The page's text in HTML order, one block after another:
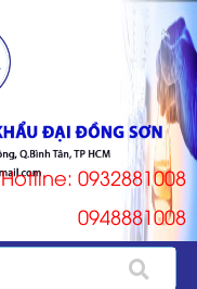
Hotline: 0932881008
0948881008